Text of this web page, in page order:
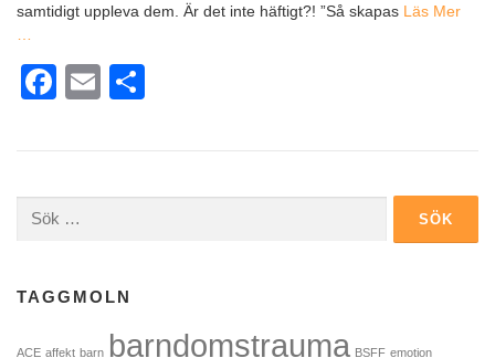
samtidigt uppleva dem. Är det inte häftigt?! ”Så skapas Läs Mer
Facebook
Email
efter:
TAGGMOLN
ACE affekt barn barndomstrauma BSFF emotion